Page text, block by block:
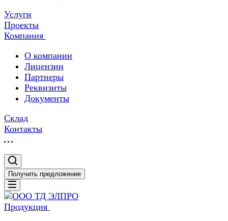
Услуги
Проекты
Компания
О компании
Лицензии
Партнеры
Реквизиты
Документы
Склад
Контакты
Получить предложение
Продукция